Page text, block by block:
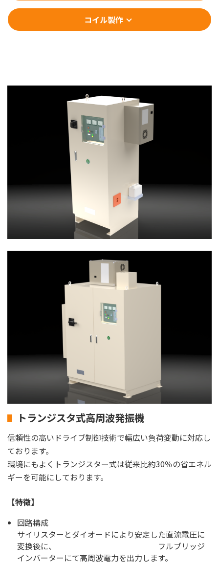
コイル製作
トランジスタ式高周波発振機
信頼性の高いドライブ制御技術で幅広い負荷変動に対応し
ております。
環境にもよくトランジスター式は従来比約30％の省エネル
ギーを可能にしております。
【特徴】
回路構成
サイリスターとダイオードにより安定した直流電圧に
変換後に、 フルブリッジ
インバーターにて高周波電力を出力します。